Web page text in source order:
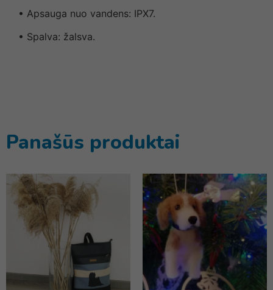
• Apsauga nuo vandens: IPX7.
• Spalva: žalsva.
Panašūs produktai